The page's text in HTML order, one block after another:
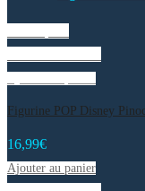
Figurine POP Disney
16,99€
Ajouter au panier